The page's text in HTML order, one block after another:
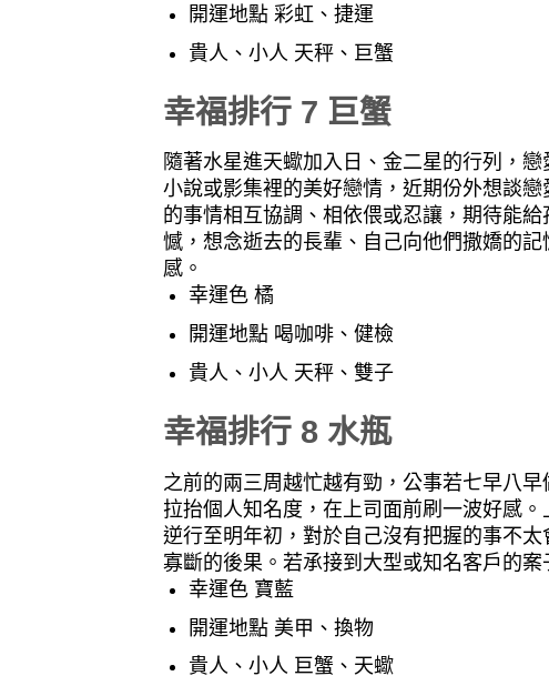
開運地點 彩虹、捷運
貴人、小人 天秤、巨蟹
幸福排行 7 巨蟹
隨著水星進天蠍加入日、金二星的行列，
小說或影集裡的美好戀情，近期份外想談
的事情相互協調、相依偎或忍讓，期待能
憾，想念逝去的長輩、自己向他們撒嬌的
感。
幸運色 橘
開運地點 喝咖啡、健檢
貴人、小人 天秤、雙子
幸福排行 8 水瓶
之前的兩三周越忙越有勁，公事若七早八
拉抬個人知名度，在上司面前刷一波好感
逆行至明年初，對於自己沒有把握的事不
寡斷的後果。若承接到大型或知名客戶的
幸運色 寶藍
開運地點 美甲、換物
貴人、小人 巨蟹、天蠍